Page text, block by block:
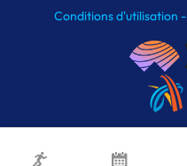
Conditions d'utilisation -